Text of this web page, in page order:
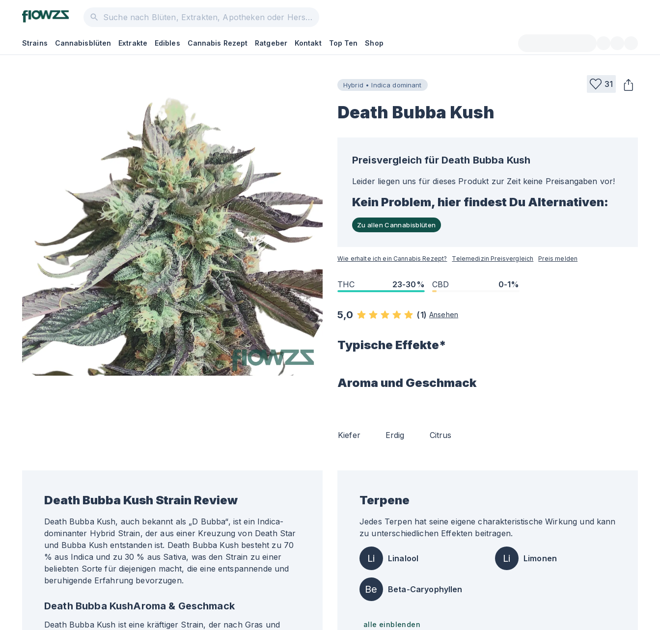
Strains Cannabisblüten Extrakte Edibles Cannabis Rezept Ratgeber Kontakt Top Ten Shop
Hybrid • Indica dominant 31
Death Bubba Kush
Preisvergleich für Death Bubba Kush
Leider liegen uns für dieses Produkt zur Zeit keine Preisangaben vor!
Kein Problem, hier findest Du Alternativen:
Zu allen Cannabisblüten
Wie erhalte ich ein Cannabis Rezept? Telemedizin Preisvergleich Preis melden
THC 23-30% CBD 0-1%
5,0 (1) Ansehen
Typische Effekte*
Aroma und Geschmack
Kiefer Erdig Citrus
Death Bubba Kush Strain Review
Death Bubba Kush, auch bekannt als „D Bubba“, ist ein Indica-
dominanter Hybrid Strain, der aus einer Kreuzung von Death Star
und Bubba Kush entstanden ist. Death Bubba Kush besteht zu 70
% aus Indica und zu 30 % aus Sativa, was den Strain zu einer
beliebten Sorte für diejenigen macht, die eine entspannende und
beruhigende Erfahrung bevorzugen.
Death Bubba KushAroma & Geschmack
Death Bubba Kush ist eine kräftiger Strain, der nach Gras und
Terpene
Jedes Terpen hat seine eigene charakteristische Wirkung und kann
zu unterschiedlichen Effekten beitragen.
Li Linalool Li Limonen
Be Beta-Caryophyllen
alle einblenden